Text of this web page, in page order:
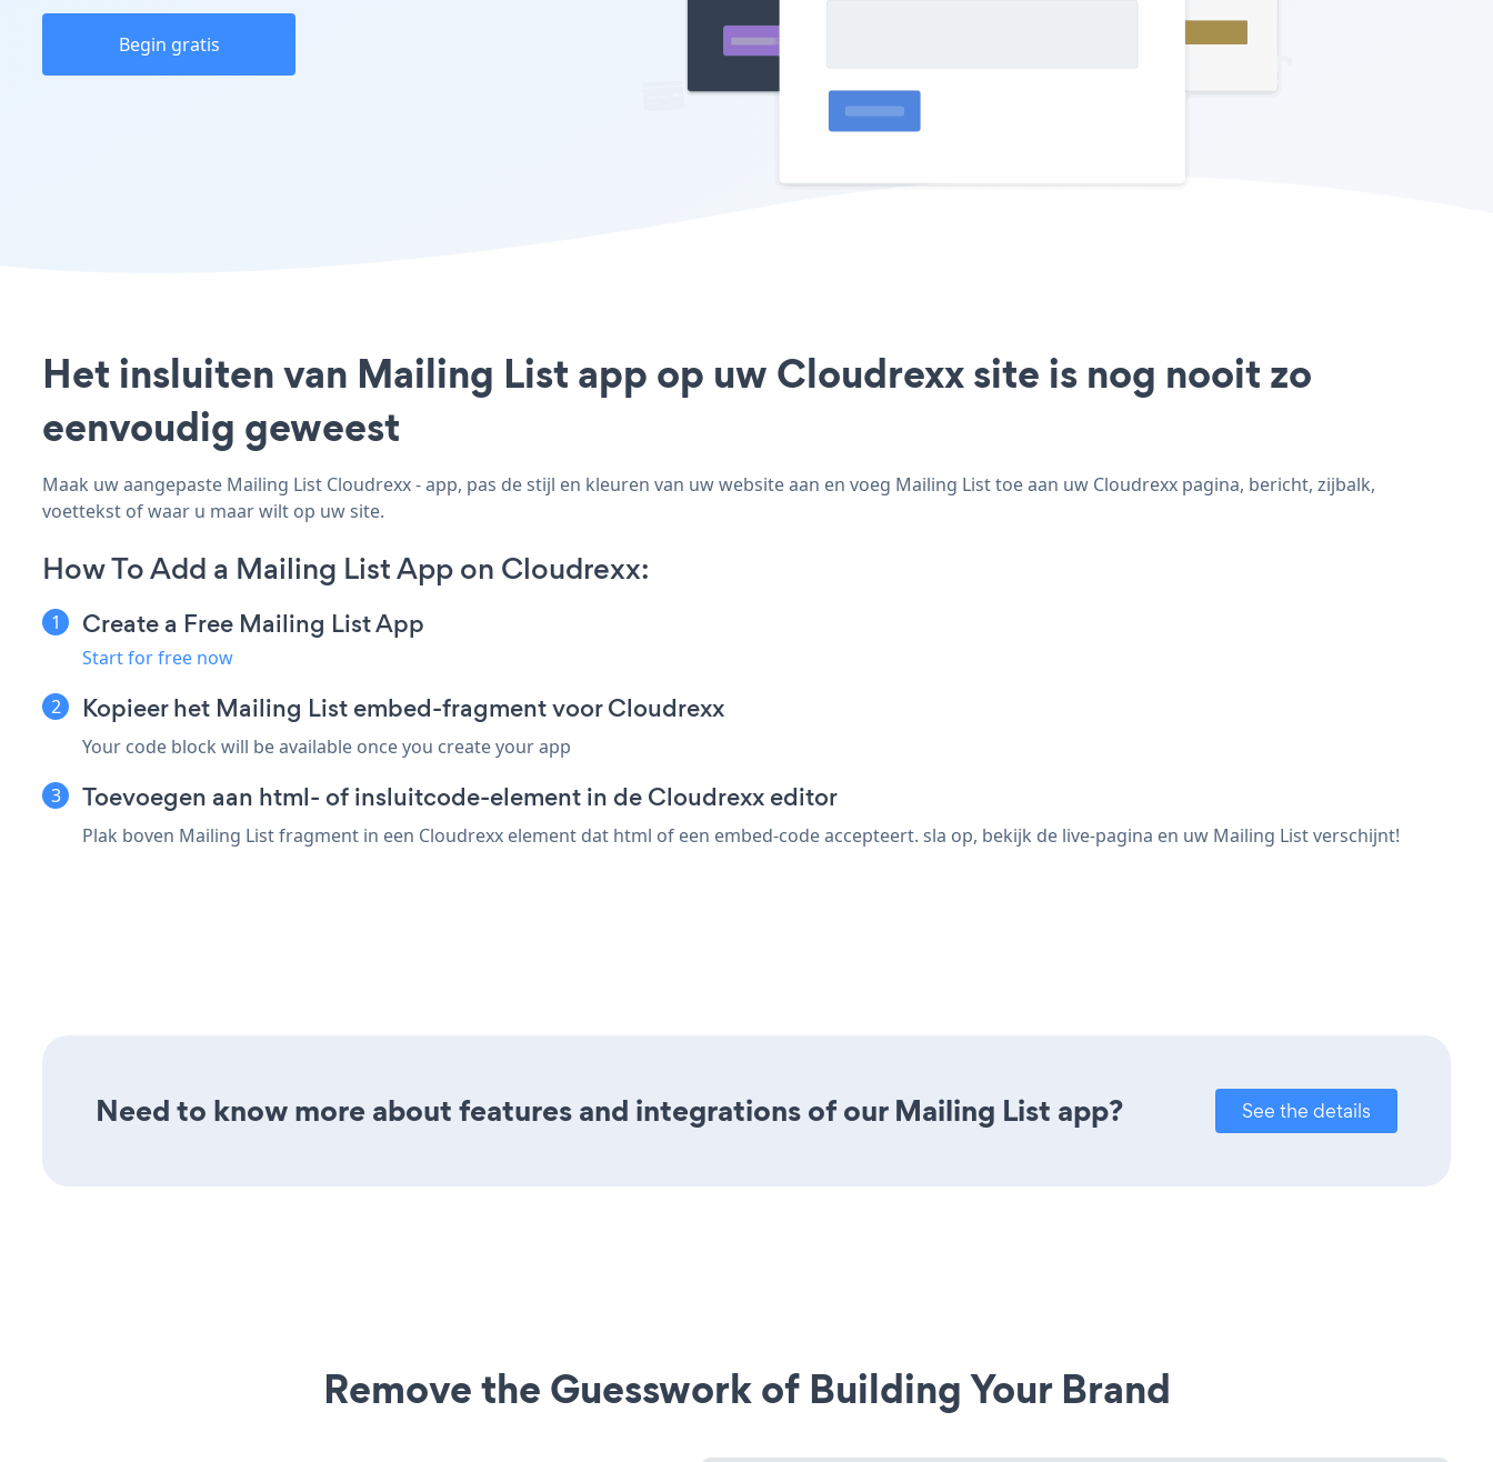
Begin gratis
Het insluiten van Mailing List app op uw Cloudrexx site is nog nooit zo
eenvoudig geweest
Maak uw aangepaste Mailing List Cloudrexx - app, pas de stijl en kleuren van uw website aan en voeg Mailing List toe aan uw Cloudrexx pagina, bericht, zijbalk,
voettekst of waar u maar wilt op uw site.
How To Add a Mailing List App on Cloudrexx:
Create a Free Mailing List App
Start for free now
Kopieer het Mailing List embed-fragment voor Cloudrexx
Your code block will be available once you create your app
Toevoegen aan html- of insluitcode-element in de Cloudrexx editor
Plak boven Mailing List fragment in een Cloudrexx element dat html of een embed-code accepteert. sla op, bekijk de live-pagina en uw Mailing List verschijnt!
Need to know more about features and integrations of our Mailing List app? See the details
Remove the Guesswork of Building Your Brand